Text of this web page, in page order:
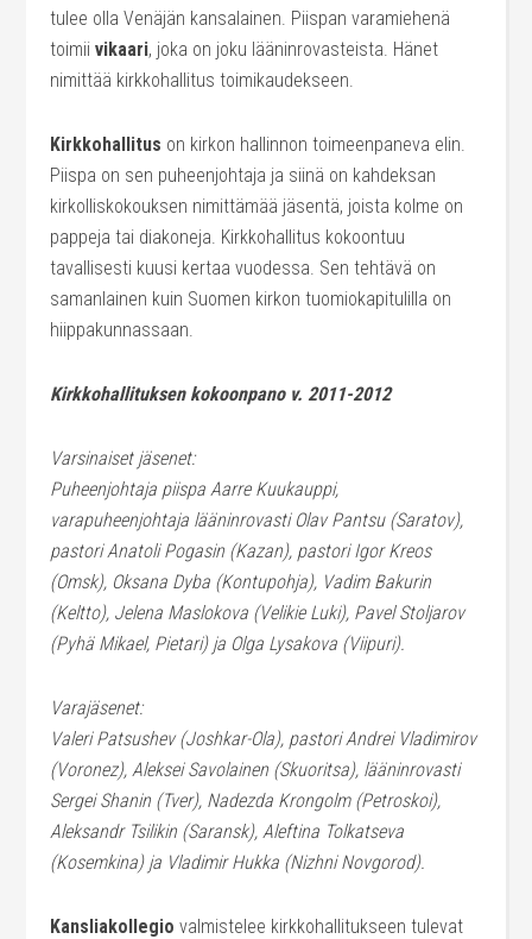
tulee olla Venäjän kansalainen. Piispan varamiehenä
toimiivikaari, joka on joku lääninrovasteista. Hänet
nimittää kirkkohallitus toimikaudekseen.
Kirkkohallitus on kirkon hallinnon toimeenpaneva elin.
Piispa on sen puheenjohtaja ja siinä on kahdeksan
kirkolliskokouksen nimittämää jäsentä, joista kolme on
pappeja tai diakoneja. Kirkkohallitus kokoontuu
tavallisesti kuusi kertaa vuodessa. Sen tehtävä on
samanlainen kuin Suomen kirkon tuomiokapitulilla on
hiippakunnassaan.
Kirkkohallituksen kokoonpano v. 2011-2012
Varsinaiset jäsenet:
Puheenjohtaja piispa Aarre Kuukauppi,
varapuheenjohtaja lääninrovasti Olav Pantsu (Saratov),
pastori Anatoli Pogasin (Kazan), pastori Igor Kreos
(Omsk), Oksana Dyba (Kontupohja), Vadim Bakurin
(Keltto), Jelena Maslokova (Velikie Luki), Pavel Stoljarov
(Pyhä Mikael, Pietari) ja Olga Lysakova (Viipuri).
Varajäsenet:
Valeri Patsushev (Joshkar-Ola), pastori Andrei Vladimirov
(Voronez), Aleksei Savolainen (Skuoritsa), lääninrovasti
Sergei Shanin (Tver), Nadezda Krongolm (Petroskoi),
Aleksandr Tsilikin (Saransk), Aleftina Tolkatseva
(Kosemkina) ja Vladimir Hukka (Nizhni Novgorod).
Kansliakollegiovalmistelee kirkkohallitukseen tulevat